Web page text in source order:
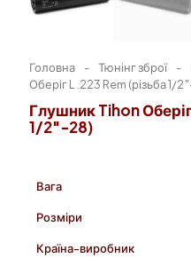
Головна - Тюнінг зброї -
Оберіг L .223 Rem (різьба 1/
Глушник Tihon
1/2″-28)
Вага
Розміри
Країна-виробник